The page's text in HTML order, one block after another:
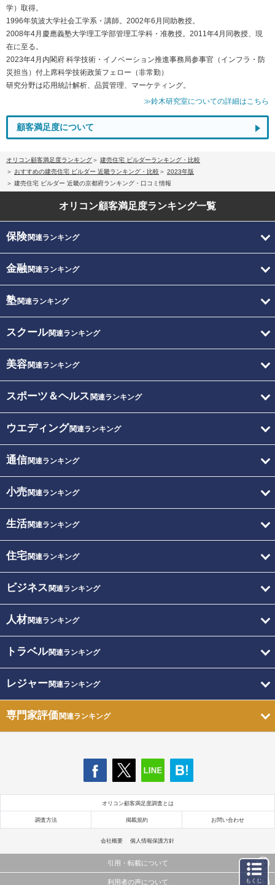
学）取得。
1996年筑波大学社会工学系・講師。2002年6月同助教授。
2008年4月慶應義塾大学理工学部管理工学科・准教授。2011年4月同教授、現
在に至る。
2023年4月内閣府 科学技術・イノベーション推進事務局参事官（インフラ・防
災担当）付上席科学技術政策フェロー（非常勤）
研究分野は応用統計解析、品質管理、マーケティング。
≫鈴木研究室についての詳細はこちら
顧客満足度について
オリコン顧客満足度ランキング
建売住宅 ビルダーランキング・比較
おすすめの建売住宅 ビルダー 近畿ランキング・比較
2023年版
建売住宅 ビルダー 近畿の京都府ランキング・口コミ情報
オリコン顧客満足度ランキング一覧
保険関連ランキング
金融関連ランキング
塾関連ランキング
スクール関連ランキング
美容関連ランキング
スポーツ＆ヘルス 関連ランキング
ウエディング関連ランキング
通信関連ランキング
小売関連ランキング
生活関連ランキング
住宅関連ランキング
ビジネス 関連ランキング
人材関連ランキング
トラベル関連ランキング
レジャー関連ランキング
専門家評価関連ランキング
オリコン顧客満足度調査とは
調査方法 掲載規約 お問い合わせ
会社概要 個人情報保護方針
引用・転載について
利用者の声について もくじ